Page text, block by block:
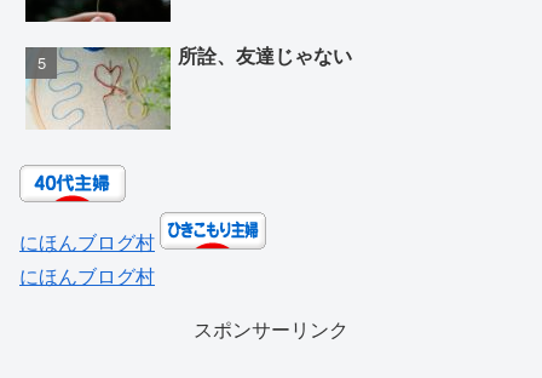
所詮、友達じゃない
にほんブログ村
にほんブログ村
スポンサーリンク